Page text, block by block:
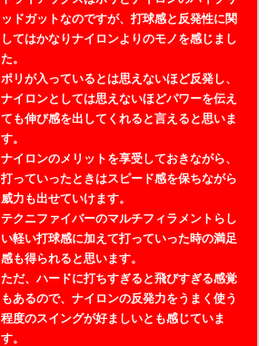
ッドガットなのですが、打球感と反発性に関
してはかなりナイロンよりのモノを感じまし
た。
ポリが入っているとは思えないほど反発し、
ナイロンとしては思えないほどパワーを伝え
ても伸び感を出してくれると言えると思いま
す。
ナイロンのメリットを享受しておきながら、
打っていったときはスピード感を保ちながら
威力も出せていけます。
テクニファイバーのマルチフィラメントらし
い軽い打球感に加えて打っていった時の満足
感も得られると思います。
ただ、ハードに打ちすぎると飛びすぎる感覚
もあるので、ナイロンの反発力をうまく使う
程度のスイングが好ましいとも感じていま
す。